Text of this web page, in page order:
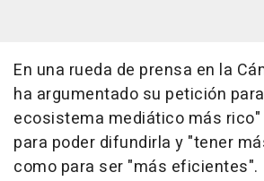
En una rueda de prensa en la
ha argumentado su petición
ecosistema mediático más rico"
para poder difundirla y "tener
como para ser "más eficientes".